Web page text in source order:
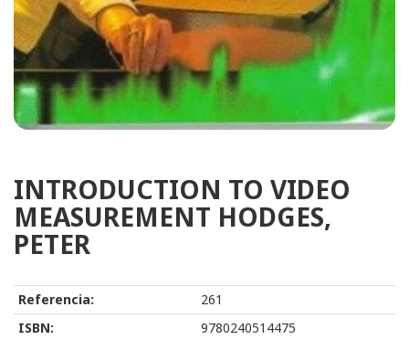
INTRODUCTION TO VIDEO
MEASUREMENT HODGES,
PETER
Referencia:
261
ISBN:
9780240514475